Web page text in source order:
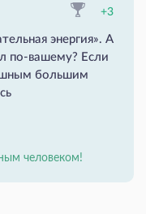
+3
энергия». А
по-вашему? Если
большим
человеком!